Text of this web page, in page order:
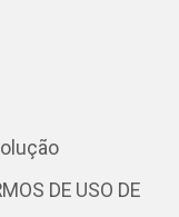
DE USO DE